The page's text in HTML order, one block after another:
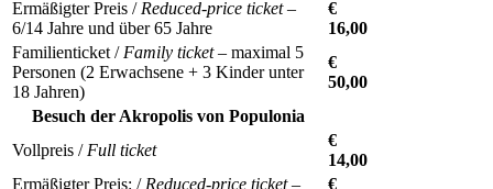
Ermäßigter Preis /Reduced-price ticket–
6/14 Jahre und über 65 Jahre
€
16,00
Familienticket / Family ticket– maximal 5
Personen (2 Erwachsene + 3 Kinder unter
18 Jahren)
€
50,00
Besuch der Akropolis von Populonia
Vollpreis / Full ticket
€
14,00
Ermäßigter Preis: /Reduced-price ticket–
€